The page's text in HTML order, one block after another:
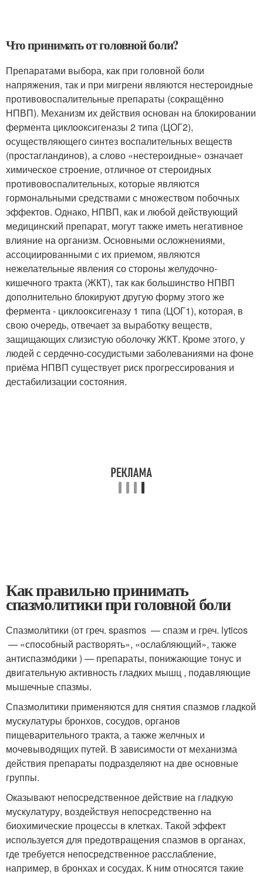
Что принимать от головной боли?
Препаратами выбора, как при головной боли
напряжения, так и при мигрени являются нестероидные
противовоспалительные препараты (сокращённо
НПВП). Механизм их действия основан на блокировании
фермента циклооксигеназы 2 типа (ЦОГ2),
осуществляющего синтез воспалительных веществ
(простагландинов), а слово «нестероидные» означает
химическое строение, отличное от стероидных
противовоспалительных, которые являются
гормональными средствами с множеством побочных
эффектов. Однако, НПВП, как и любой действующий
медицинский препарат, могут также иметь негативное
влияние на организм. Основными осложнениями,
ассоциированными с их приемом, являются
нежелательные явления со стороны желудочно-
кишечного тракта (ЖКТ), так как большинство НПВП
дополнительно блокируют другую форму этого же
фермента - циклооксигеназу 1 типа (ЦОГ1), которая, в
свою очередь, отвечает за выработку веществ,
защищающих слизистую оболочку ЖКТ. Кроме этого, у
людей с сердечно-сосудистыми заболеваниями на фоне
приёма НПВП существует риск прогрессирования и
дестабилизации состояния.
Как правильно принимать
спазмолитики при головной боли
Спазмоли́тики (от греч. spasmos — спазм и греч. lyticos
— «способный растворять», «ослабляющий», также
антиспазмо́дики ) — препараты, понижающие тонус и
двигательную активность гладких мышц , подавляющие
мышечные спазмы.
Спазмолитики применяются для снятия спазмов гладкой
мускулатуры бронхов, сосудов, органов
пищеварительного тракта, а также желчных и
мочевыводящих путей. В зависимости от механизма
действия препараты подразделяют на две основные
группы.
Оказывают непосредственное действие на гладкую
мускулатуру, воздействуя непосредственно на
биохимические процессы в клетках. Такой эффект
используется для предотвращения спазмов в органах,
где требуется непосредственное расслабление,
например, в бронхах и сосудах. К ним относятся такие